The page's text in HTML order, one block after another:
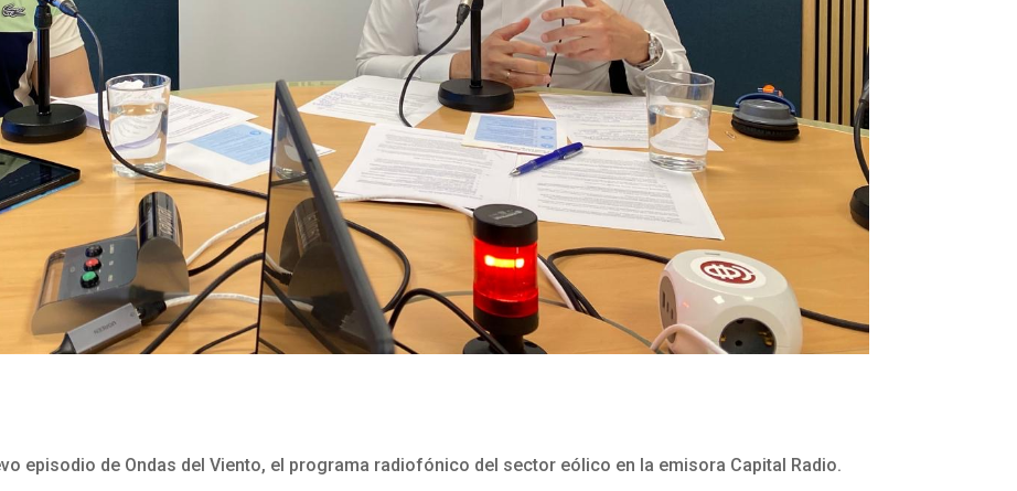
episodio de Ondas del Viento, el programa radiofónico del sector eólico en la emisora Capital Radio.